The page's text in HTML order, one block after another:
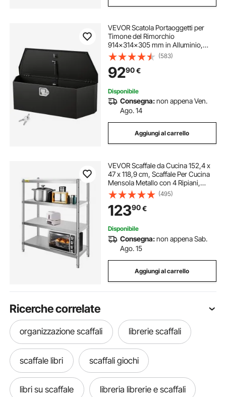
VEVOR Scatola Portaoggetti per
Timone del Rimorchio
914x314x305 mm in Alluminio,
Cassone Portautensili con Serratura
per Rimorchio Carico max. 50 kg
Scatola di Stoccaggio per Attrezzi,
Nero
(583)
9290€
Disponibile
Consegna:non appena Ven.
Ago. 14
Aggiungi al carrello
VEVOR Scaffale da Cucina 152,4 x
47 x 118,9 cm, Scaffale Per Cucina
Mensola Metallo con 4 Ripiani,
Scaffalatura Capacità da 150kg a
Ripiano​ Scaffale in Acciaio
Inossidabile per Cucina e Garage
(495)
12390€
Disponibile
Consegna:non appena Sab.
Ago. 15
Aggiungi al carrello
Ricerche correlate
organizzazione scaffali librerie scaffali
scaffale libri scaffali giochi
libri su scaffale libreria librerie e scaffali